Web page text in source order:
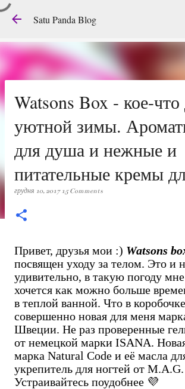
Перейти до основного
Satu Panda Blog
Watsons Box - кое-что
уютной зимы.
для душа и нежные и
питательные кремы
грудня 10, 201715 Comments
Привет, друзья мои :) Watsons
посвящен уходу за телом. Это и
удивительно, в такую погоду
хочется как можно больше
в теплой ванной. Что в
совершенно новая для меня
Швеции. Не раз проверенные
от немецкой марки ISANA.
марка Natural Code и её масла
укрепитель для ногтей от M.A.G.
Устраивайтесь поудобнее 💜